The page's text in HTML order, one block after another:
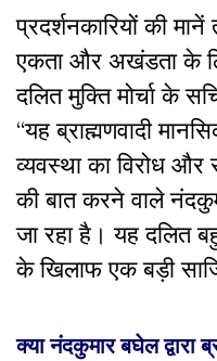
प्रदर्शनकारियों की
एकता और अखंडता के
दलित मुक्ति मोर्चा के
“यह ब्राह्मणवादी
व्यवस्था का विरोध
की बात करने वाले
जा रहा है। यह दलित
के खिलाफ एक बड़ी
क्या नंदकुमार बघेल द्वारा